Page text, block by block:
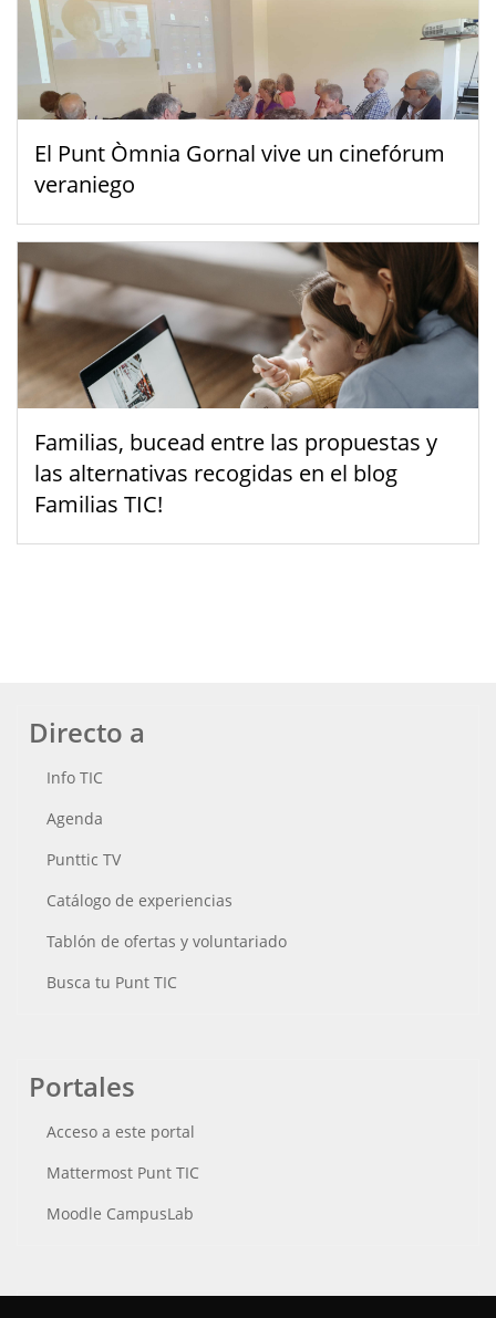
El Punt Òmnia Gornal vive un cinefórum
veraniego
Familias, bucead entre las propuestas y
las alternativas recogidas en el blog
Familias TIC!
Directo a
Info TIC
Agenda
Punttic TV
Catálogo de experiencias
Tablón de ofertas y voluntariado
Busca tu Punt TIC
Portales
Acceso a este portal
Mattermost Punt TIC
Moodle CampusLab